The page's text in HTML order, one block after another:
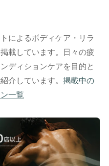
によるボディケア・リラ
載しています。日々の疲
ディションケアを目的と
介しています。 掲載中の
一覧